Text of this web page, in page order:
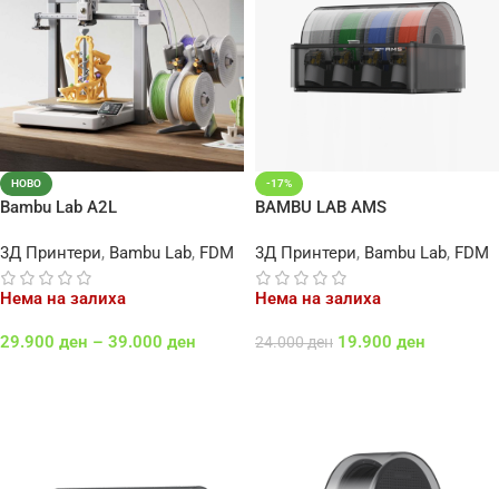
НОВО
Bambu Lab A2L
3Д Принтери, Bambu Lab, FDM
Нема на залиха
29.900 ден – 39.000 ден
-17%
BAMBU LAB AMS
3Д Принтери, Bambu Lab, FDM
Нема на залиха
24.000ден 19.900 ден